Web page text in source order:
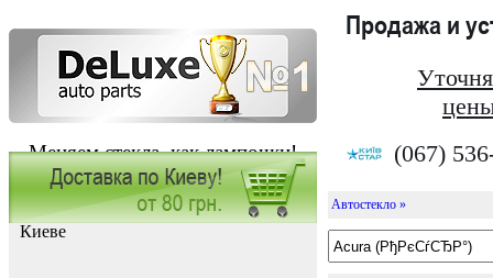
Меняем стекла, как лампочки!
Продажа и
(067)
Заказать установку автостекла в
Киеве
Автостекло »